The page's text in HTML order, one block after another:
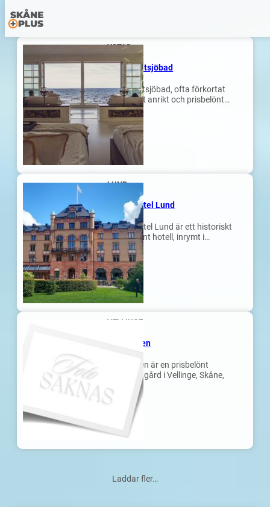
Hoppa
YSTAD
Ystad Saltsjöbad
Ystad Saltsjöbad, ofta förkortat
YSB, är ett anrikt och prisbelönt…
LUND
Grand Hotel Lund
Grand Hotel Lund är ett historiskt
och elegant hotell, inrymt i…
VELLINGE
Ängavallen
Ängavallen är en prisbelönt
ekologisk gård i Vellinge, Skåne,
Laddar fler…